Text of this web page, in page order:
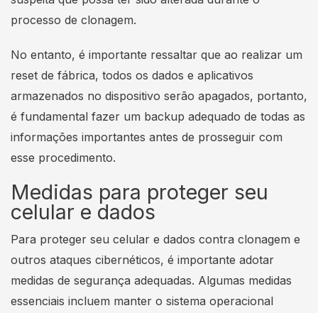
processo de clonagem.
No entanto, é importante ressaltar que ao realizar um
reset de fábrica, todos os dados e aplicativos
armazenados no dispositivo serão apagados, portanto,
é fundamental fazer um backup adequado de todas as
informações importantes antes de prosseguir com
esse procedimento.
Medidas para proteger seu
celular e dados
Para proteger seu celular e dados contra clonagem e
outros ataques cibernéticos, é importante adotar
medidas de segurança adequadas. Algumas medidas
essenciais incluem manter o sistema operacional